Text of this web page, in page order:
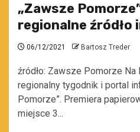
„Zawsze
regionalne źródło
06/12/2021 Bartosz Treder
źródło: Zawsze Pomorze Na
regionalny tygodnik i portal
Pomorze”. Premiera
miejsce 3...